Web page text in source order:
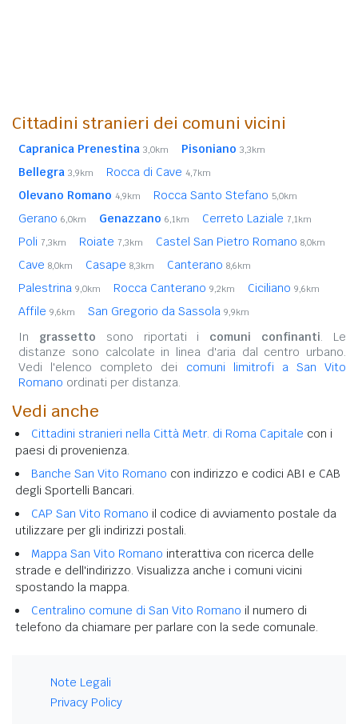
Cittadini stranieri dei comuni vicini
Capranica Prenestina 3,0km Pisoniano 3,3km
Bellegra 3,9km Rocca di Cave 4,7km
Olevano Romano 4,9km Rocca Santo Stefano 5,0km
Gerano 6,0km Genazzano 6,1km Cerreto Laziale 7,1km
Poli 7,3km Roiate 7,3km Castel San Pietro Romano 8,0km
Cave 8,0km Casape 8,3km Canterano 8,6km
Palestrina 9,0km Rocca Canterano 9,2km Ciciliano 9,6km
Affile 9,6km San Gregorio da Sassola 9,9km
In grassetto sono riportati i comuni confinanti. Le
distanze sono calcolate in linea d'aria dal centro urbano.
Vedi l'elenco completo dei comuni limitrofi a San Vito
Romano ordinati per distanza.
Vedi anche
Cittadini stranieri nella Città Metr. di Roma Capitale con i
paesi di provenienza.
Banche San Vito Romano con indirizzo e codici ABI e CAB
degli Sportelli Bancari.
CAP San Vito Romano il codice di avviamento postale da
utilizzare per gli indirizzi postali.
Mappa San Vito Romano interattiva con ricerca delle
strade e dell'indirizzo. Visualizza anche i comuni vicini
spostando la mappa.
Centralino comune di San Vito Romano il numero di
telefono da chiamare per parlare con la sede comunale.
Note Legali
Privacy Policy